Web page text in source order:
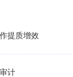
提质增效
计